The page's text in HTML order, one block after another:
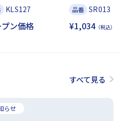
KLS127
ン価格
品番 SR013
¥1,034（税込）
すべて見る
らせ